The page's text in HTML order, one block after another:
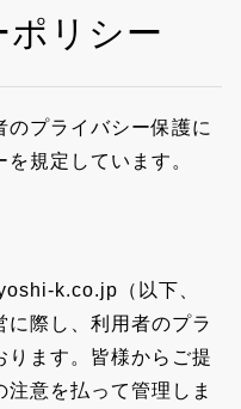
ポリシー
プライバシー保護に
規定しています。
k.co.jp（以下、
に際し、利用者のプラ
ります。皆様からご提
意を払って管理しま